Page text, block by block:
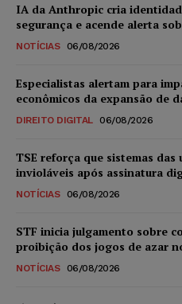
IA da Anthropic cria
segurança e acende alerta
NOTÍCIAS 06/08/2026
Especialistas alertam para
econômicos da expansão de
DIREITO DIGITAL 06/08/2026
TSE reforça que sistemas
invioláveis após assinatura
NOTÍCIAS 06/08/2026
STF inicia julgamento sobre
proibição dos jogos de azar
NOTÍCIAS 06/08/2026